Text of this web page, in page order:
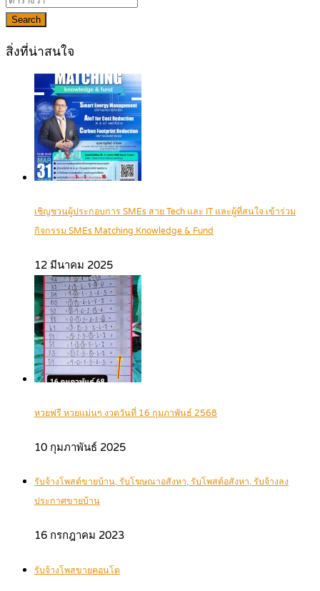
Search
สิ่งที่น่าสนใจ
เชิญชวนผู้ประกอบการ SMEs สาย Tech และ IT และผู้ที่สนใจ เข้าร่วม
กิจกรรม SMEs Matching Knowledge & Fund
12 มีนาคม 2025
หวยฟรี หวยแม่นๆ งวดวันที่ 16 กุมภาพันธ์ 2568
10 กุมภาพันธ์ 2025
รับจ้างโพสต์ขายบ้าน, รับโฆษณาอสังหา, รับโพสต์อสังหา, รับจ้างลง
ประกาศขายบ้าน
16 กรกฎาคม 2023
รับจ้างโพสขายคอนโด